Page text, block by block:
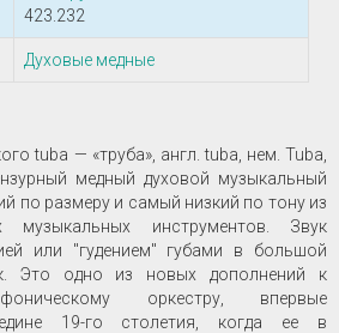
423.232
Духовые медные
tuba — «труба», англ. tuba, нем. Tuba,
медный духовой музыкальный
по размеру и самый низкий по тону из
музыкальных инструментов. Звук
или "гудением" губами в большой
Это одно из новых дополнений к
оркестру, впервые
19-го столетия, когда ее в